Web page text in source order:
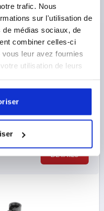
trafic. Nous
sur l'utilisation de
médias sociaux, de
combiner celles-ci
leur avez fournies
utilisation de leurs
AVEC VIS DE
D2=10, A=80,
SÉCURITÉ, ALUMINIUM
DÉTAILS